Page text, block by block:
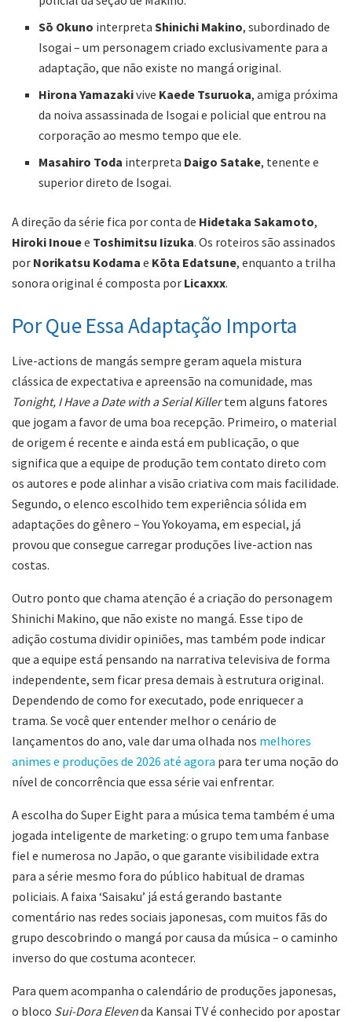
Sō Okuno interpretaShinichi Makino, subordinado de
Isogai – um personagem criado exclusivamente para a
adaptação, que não existe no mangá original.
Hirona Yamazakivive Kaede Tsuruoka, amiga próxima
da noiva assassinada de Isogai e policial que entrou na
corporação ao mesmo tempo que ele.
Masahiro Toda interpreta Daigo Satake, tenente e
superior direto de Isogai.
A direção da série fica por conta de Hidetaka Sakamoto,
Hiroki Inouee Toshimitsu Iizuka. Os roteiros são assinados
por Norikatsu Kodama e Kōta Edatsune, enquanto a trilha
sonora original é composta por Licaxxx.
Por Que Essa Adaptação Importa
Live-actions de mangás sempre geram aquela mistura
clássica de expectativa e apreensão na comunidade, mas
Tonight, I Have a Date with a Serial Killertem alguns fatores
que jogam a favor de uma boa recepção. Primeiro, o material
de origem é recente e ainda está em publicação, o que
significa que a equipe de produção tem contato direto com
os autores e pode alinhar a visão criativa com mais facilidade.
Segundo, o elenco escolhido tem experiência sólida em
adaptações do gênero – You Yokoyama, em especial, já
provou que consegue carregar produções live-action nas
costas.
Outro ponto que chama atenção é a criação do personagem
Shinichi Makino, que não existe no mangá. Esse tipo de
adição costuma dividir opiniões, mas também pode indicar
que a equipe está pensando na narrativa televisiva de forma
independente, sem ficar presa demais à estrutura original.
Dependendo de como for executado, pode enriquecer a
trama. Se você quer entender melhor o cenário de
lançamentos do ano, vale dar uma olhada nos melhores
animes e produções de 2026 até agora para ter uma noção do
nível de concorrência que essa série vai enfrentar.
A escolha do Super Eight para a música tema também é uma
jogada inteligente de marketing: o grupo tem uma fanbase
fiel e numerosa no Japão, o que garante visibilidade extra
para a série mesmo fora do público habitual de dramas
policiais. A faixa ‘Saisaku’ já está gerando bastante
comentário nas redes sociais japonesas, com muitos fãs do
grupo descobrindo o mangá por causa da música – o caminho
inverso do que costuma acontecer.
Para quem acompanha o calendário de produções japonesas,
o bloco Sui-Dora Elevenda Kansai TV é conhecido por apostar